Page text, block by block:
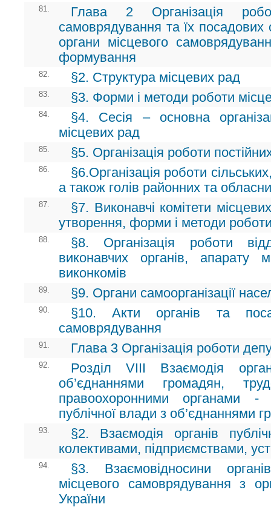
81.
Глава 2 Організація
самоврядування та їх посадових
органи місцевого
формування
82. §2. Структура місцевих рад
83. §3. Форми і методи роботи
84.
§4. Сесія – основна
місцевих рад
85. §5. Організація роботи
86.
§6.Організація роботи
а також голів районних та
87.
§7. Виконавчі комітети
утворення, форми і методи
88.
§8. Організація роботи
виконавчих органів, апарату
виконкомів
89. §9. Органи самоорганізації
90.
§10. Акти органів та
самоврядування
91. Глава 3 Організація роботи
92.
Розділ VIII Взаємодія
об’єднаннями громадян,
правоохоронними органами -
публічної влади з об’єднаннями
93.
§2. Взаємодія органів
колективами, підприємствами,
94.
§3. Взаємовідносини
місцевого самоврядування з
України